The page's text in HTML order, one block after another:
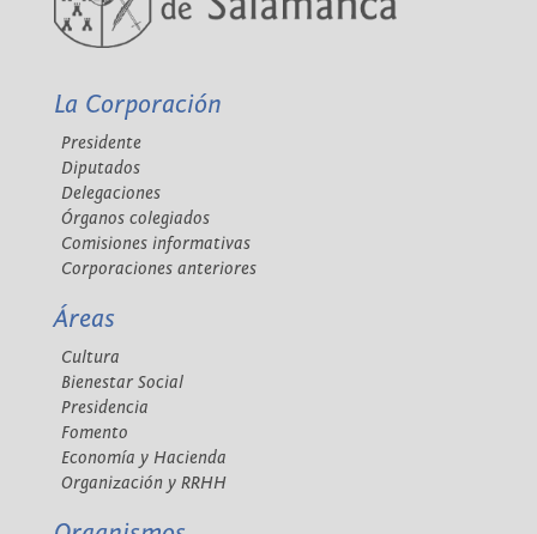
La Corporación
Presidente
Diputados
Delegaciones
Órganos colegiados
Comisiones informativas
Corporaciones anteriores
Áreas
Cultura
Bienestar Social
Presidencia
Fomento
Economía y Hacienda
Organización y RRHH